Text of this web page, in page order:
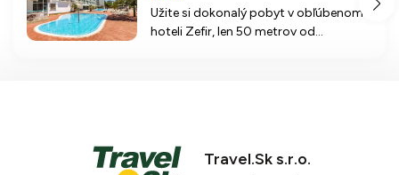
74 %
6 recenzií
Užite si dokonalý pobyt v obľúbenom
hoteli Zefir, len 50 metrov od
Travel.Sk s.r.o.